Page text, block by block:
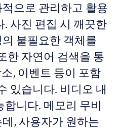
으로 관리하고 활용
사진 편집 시 깨끗한
불필요한 객체를
한 자연어 검색을 통
, 이벤트 등이 포함
있습니다. 비디오 내
니다. 메모리 무비
, 사용자가 원하는